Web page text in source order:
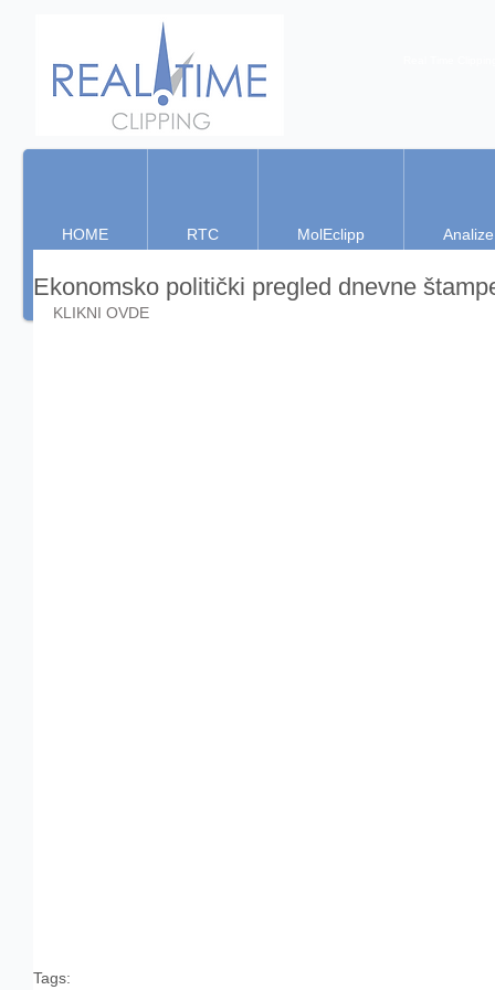
HOME RTC MolEclipp Analize
Ekonomsko politički pregled dnevne
KLIKNI OVDE
Tags: